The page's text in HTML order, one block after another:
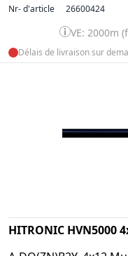
Nr- d'article 26600424
VE: 2000m
Délais de livraison sur
HITRONIC HVN5000